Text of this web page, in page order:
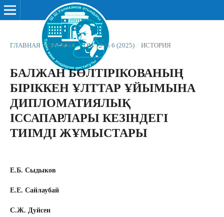
ГЛАВНАЯ / АРХИВЫ / ТОМ 12 № 6 (2025) / ИСТОРИЯ
БАЛЖАН БӨЛТІРІКОВАНЫҢ
БІРІККЕН ҰЛТТАР ҰЙЫМЫНА
ДИПЛОМАТИЯЛЫҚ
ІССАПАРЛАРЫ КЕЗІНДЕГІ
ТИІМДІ ЖҰМЫСТАРЫ
Е.Б. Сыдыков
Е.Е. Сайлаубай
С.Ж. Дуйсен